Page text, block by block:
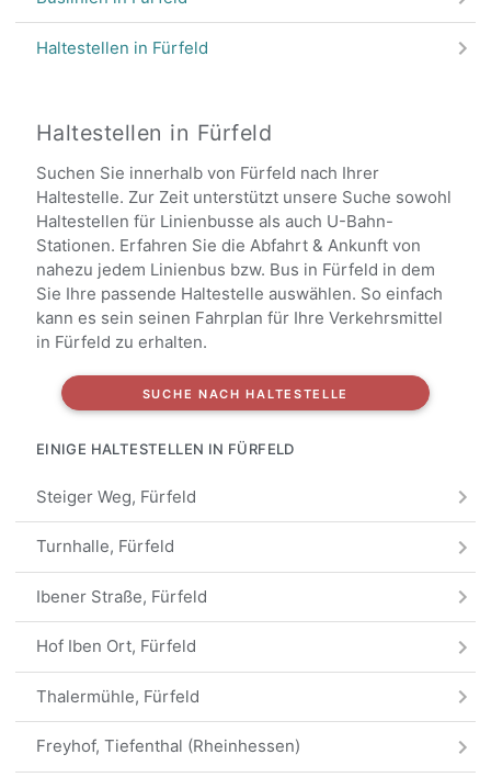
Haltestellen in Fürfeld
Haltestellen in Fürfeld
Suchen Sie innerhalb von Fürfeld nach Ihrer
Haltestelle. Zur Zeit unterstützt unsere Suche sowohl
Haltestellen für Linienbusse als auch U-Bahn-
Stationen. Erfahren Sie die Abfahrt & Ankunft von
nahezu jedem Linienbus bzw. Bus in Fürfeld in dem
Sie Ihre passende Haltestelle auswählen. So einfach
kann es sein seinen Fahrplan für Ihre Verkehrsmittel
in Fürfeld zu erhalten.
SUCHE NACH HALTESTELLE
EINIGE HALTESTELLEN IN FÜRFELD
Steiger Weg, Fürfeld
Turnhalle, Fürfeld
Ibener Straße, Fürfeld
Hof Iben Ort, Fürfeld
Thalermühle, Fürfeld
Freyhof, Tiefenthal (Rheinhessen)